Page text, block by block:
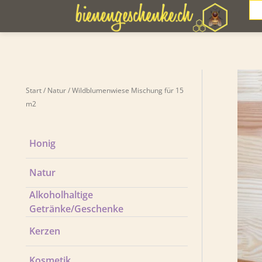
springen
Start/ Natur/ Wildblumenwiese Mischung für 15
m2
Honig
Natur
Alkoholhaltige
Getränke/Geschenke
Kerzen